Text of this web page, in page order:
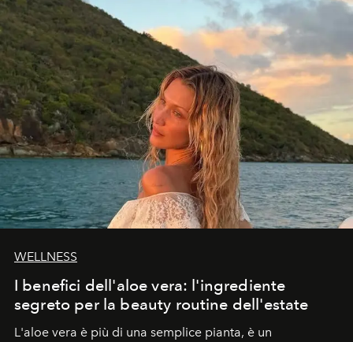
WELLNESS
I benefici dell'aloe vera: l'ingrediente
segreto per la beauty routine dell'estate
L'aloe vera è più di una semplice pianta, è un